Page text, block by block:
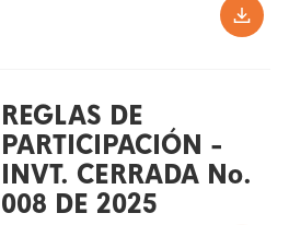
REGLAS DE
PARTICIPACIÓN -
INVT. CERRADA No.
008 DE 2025